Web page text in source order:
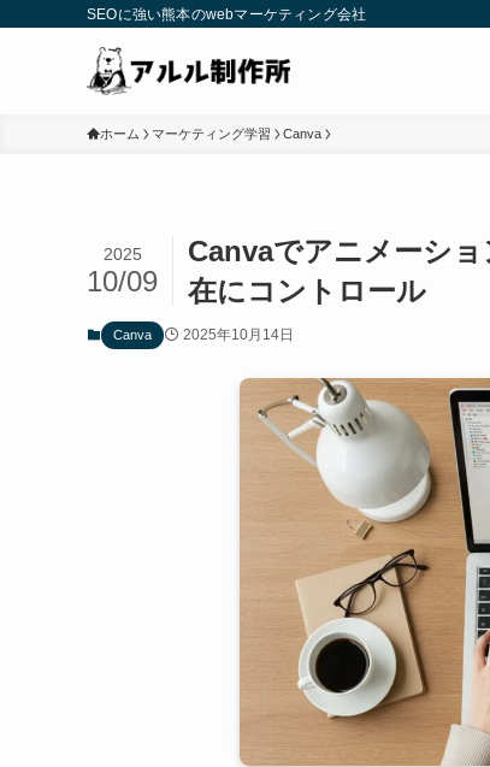
SEOに強い熊本のwebマーケティング会社
ホーム マーケティング学習 Canva
Canvaでアニメーシ
在にコントロール
2025
10/09
Canva 2025年10月14日